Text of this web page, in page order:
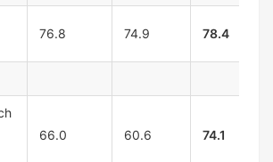
76.8 74.9 78.4
66.0 60.6 74.1